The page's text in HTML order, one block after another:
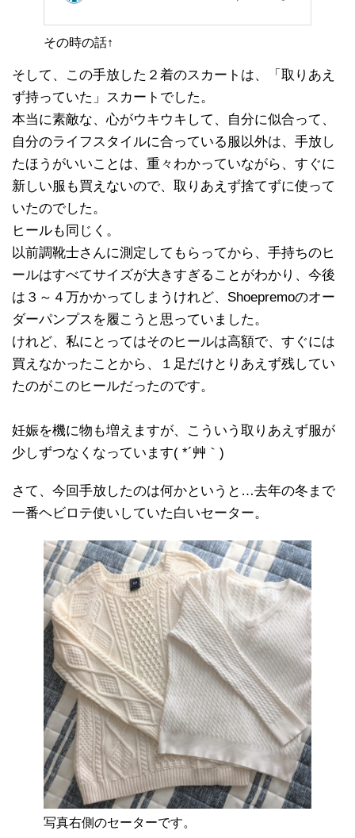
その時の話↑
そして、この手放した２着のスカートは、「取りあえ
ず持っていた」スカートでした。
本当に素敵な、心がウキウキして、自分に似合って、
自分のライフスタイルに合っている服以外は、手放し
たほうがいいことは、重々わかっていながら、すぐに
新しい服も買えないので、取りあえず捨てずに使って
いたのでした。
ヒールも同じく。
以前調靴士さんに測定してもらってから、手持ちのヒ
ールはすべてサイズが大きすぎることがわかり、今後
は３～４万かかってしまうけれど、Shoepremoのオー
ダーパンプスを履こうと思っていました。
けれど、私にとってはそのヒールは高額で、すぐには
買えなかったことから、１足だけとりあえず残してい
たのがこのヒールだったのです。
妊娠を機に物も増えますが、こういう取りあえず服が
少しずつなくなっています( *´艸｀)
さて、今回手放したのは何かというと…去年の冬まで
一番ヘビロテ使いしていた白いセーター。
写真右側のセーターです。